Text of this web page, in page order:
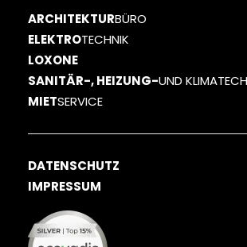
ARCHITEKTURBÜRO
ELEKTROTECHNIK
LOXONE
SANITÄR-, HEIZUNG-UND
MIETSERVICE
DATENSCHUTZ
IMPRESSUM